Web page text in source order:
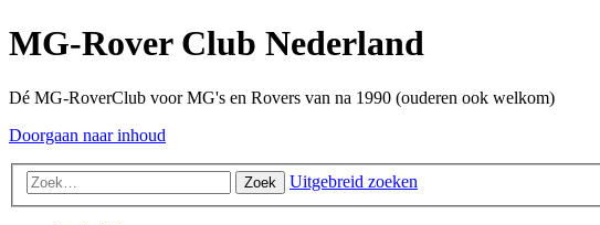
MG-Rover Club Nederland
Dé MG-RoverClub voor MG's en Rovers van na 1990 (ouderen ook welkom)
Doorgaan naar inhoud
Zoek Uitgebreid zoeken